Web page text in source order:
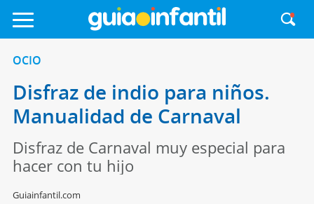
OCIO
Disfraz de indio para niños.
Manualidad de Carnaval
Disfraz de Carnaval muy especial para
hacer con tu hijo
Guiainfantil.com